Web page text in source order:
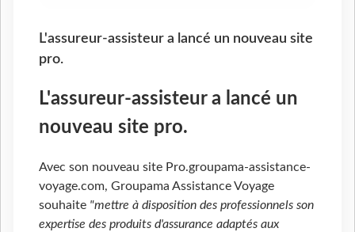
L'assureur-assisteur a lancé un nouveau site
pro.
L'assureur-assisteur a lancé un
nouveau site pro.
Avec son nouveau site Pro.groupama-assistance-
voyage.com, Groupama Assistance Voyage
souhaite "mettre à disposition des professionnels son
expertise des produits d'assurance adaptés aux